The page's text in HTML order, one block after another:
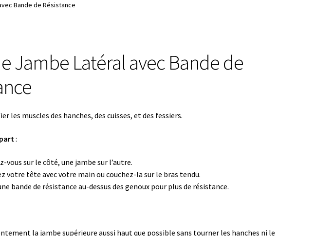
Bande de Résistance
Jambe Latéral avec Bande de
les muscles des hanches, des cuisses, et des fessiers.
:
vous sur le côté, une jambe sur l’autre.
votre tête avec votre main ou couchez-la sur le bras tendu.
bande de résistance au-dessus des genoux pour plus de résistance.
la jambe supérieure aussi haut que possible sans tourner les hanches ni le